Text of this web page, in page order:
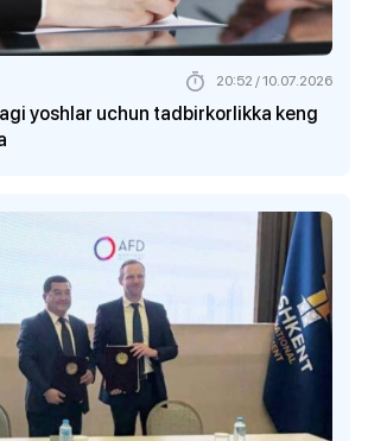
yoshlar uchun tadbirkorlikka keng
20:52 / 10.07.2026